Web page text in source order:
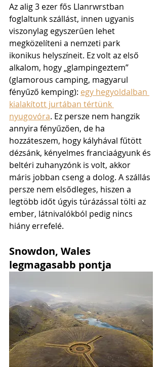
Az alig 3 ezer fős Llanrwrstban
foglaltunk szállást, innen ugyanis
viszonylag egyszerűen lehet
megközelíteni a nemzeti park
ikonikus helyszíneit. Ez volt az első
alkalom, hogy „glampingeztem”
(glamorous camping, magyarul
fényűző kemping): egy hegyoldalban
kialakított jurtában tértünk
nyugovóra. Ez persze nem hangzik
annyira fényűzően, de ha
hozzáteszem, hogy kályhával fűtött
dézsánk, kényelmes franciaágyunk és
beltéri zuhanyzónk is volt, akkor
máris jobban cseng a dolog. A szállás
persze nem elsődleges, hiszen a
legtöbb időt úgyis túrázással tölti az
ember, látnivalókból pedig nincs
hiány errefelé.
Snowdon, Wales
legmagasabb pontja